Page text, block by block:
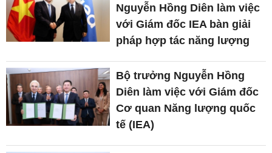
Nguyễn Hồng Diên làm việc
với Giám đốc IEA bàn giải
pháp hợp tác năng lượng
Bộ trưởng Nguyễn Hồng
Diên làm việc với Giám đốc
Cơ quan Năng lượng quốc
tế (IEA)